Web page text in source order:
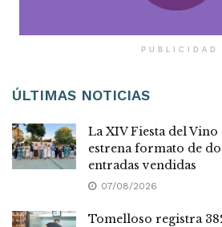
ÚLTIMAS NOTICIAS
La XIV Fiesta del
estrena formato de
entradas vendidas
07/08/2026
Tomelloso registra